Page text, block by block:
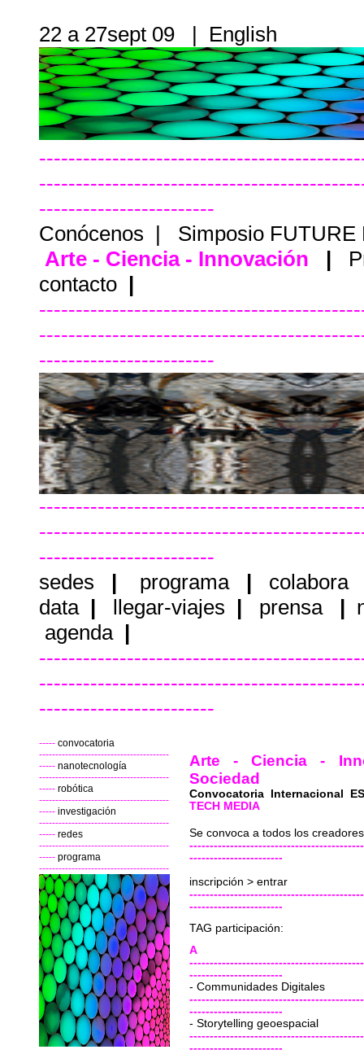
22 a 27sept 09 | English
------------------------
Conócenos |
Simposio FUTURE
Arte - Ciencia - Innovación
|
contacto |
------------------------
------------------------
sedes
| programa| colabora
data | llegar-viajes | prensa |
agenda |
------------------------
----- convocatoria
----------------------------------------
----- nanotecnología
----------------------------------------
----- robótica
----------------------------------------
----- investigación
----------------------------------------
----- redes
----------------------------------------
----- programa
----------------------------------------
Arte - Ciencia -
Sociedad
Convocatoria Internacional
TECH MEDIA
Se convoca a todos los
-----------------------
inscripción > entrar
-----------------------
TAG participación:
A
-----------------------
- Communidades Digitales
-----------------------
- Storytelling geoespacial
-----------------------